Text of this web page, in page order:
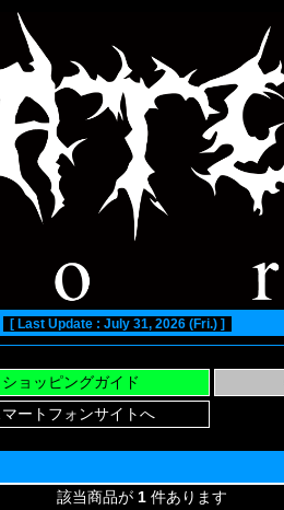
[ Last Update : July 31, 2026 (Fri.) ]
該当商品が 1 件あります